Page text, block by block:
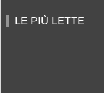
LE PIÙ LETTE